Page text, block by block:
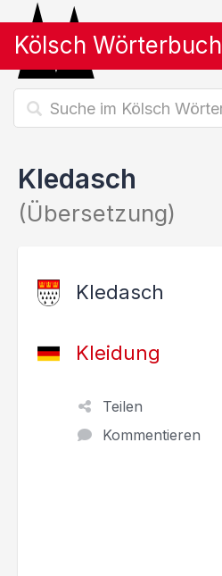
Kölsch Wörterbuch
Kledasch
(Übersetzung)
Kledasch
Kleidung
Teilen
Kommentieren